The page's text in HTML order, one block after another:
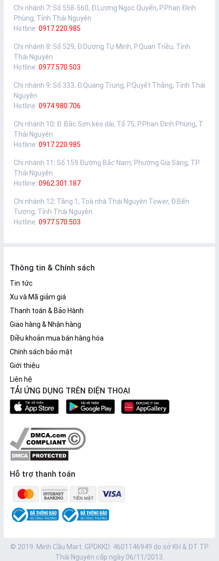
Chi nhánh 7: Số 558-560, Đ.Lương Ngọc Quyến, P.Phan Đình
Phùng, Tỉnh Thái Nguyên
Hotline: 0917.220.985
Chi nhánh 8: Số 529, Đ.Dương Tự Minh, P.Quan Triều, Tỉnh
Thái Nguyên
Hotline: 0977.570.503
Chi nhánh 9: Số 333, Đ.Quang Trung, P.Quyết Thắng, Tỉnh Thái
Nguyên
Hotline: 0974.980.706
Chi nhánh 10: Đ. Bắc Sơn kéo dài, Tổ 75, P.Phan Đình Phùng, T.
Thái Nguyên
Hotline: 0917.220.985
Chi nhánh 11 : Số 159 Đường Bắc Nam, Phường Gia Sàng, TP.
Thái Nguyên
Hotline: 0962.301.187
Chi nhánh 12: Tầng 1, Toà nhà Thái Nguyên Tower, Đ.Bến
Tượng, Tỉnh Thái Nguyên
Hotline: 0977.570.503
Thông tin & Chính sách
Tin tức
Xu và Mã giảm giá
Thanh toán & Bảo Hành
Giao hàng & Nhận hàng
Điều khoản mua bán hàng hóa
Chính sách bảo mật
Giới thiệu
Liên hệ
TẢI ỨNG DỤNG TRÊN ĐIỆN THOẠI
Hỗ trợ thanh toán
© 2019. Minh Cầu Mart. GPDKKD: 4601146949 do sở KH & ĐT TP
Thái Nguyên cấp ngày 06/11/2013.